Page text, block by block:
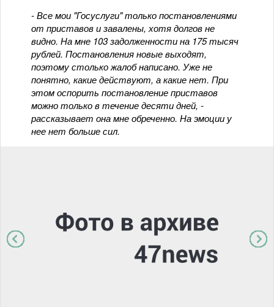
- Все мои "Госуслуги" только постановлениями
от приставов и завалены, хотя долгов не
видно. На мне 103 задолженности на 175 тысяч
рублей. Постановления новые выходят,
поэтому столько жалоб написано. Уже не
понятно, какие действуют, а какие нет. При
этом оспорить постановление приставов
можно только в течение десяти дней, -
рассказывает она мне обреченно. На эмоции у
нее нет больше сил.